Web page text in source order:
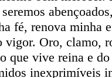
fé, renova minha
vigor. Oro, clamo,
que vive reina e
inexprimíveis